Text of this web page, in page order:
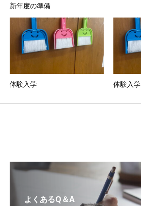
新年度の準備
体験入学 体験入学
よくあるQ＆A